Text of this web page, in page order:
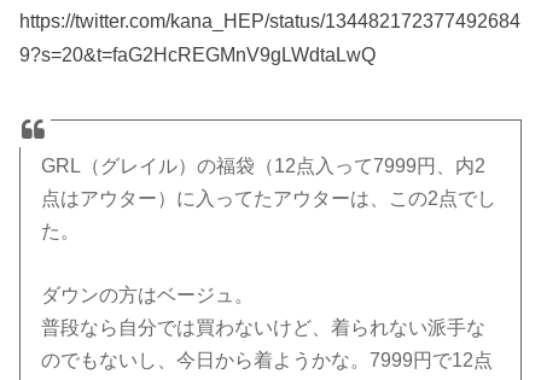
https://twitter.com/kana_HEP/status/134482172377492684
9?s=20&t=faG2HcREGMnV9gLWdtaLwQ
GRL（グレイル）の福袋（12点入って7999円、内2
点はアウター）に入ってたアウターは、この2点でし
た。
ダウンの方はベージュ。
普段なら自分では買わないけど、着られない派手な
のでもないし、今日から着ようかな。7999円で12点